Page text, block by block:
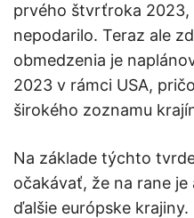
prvého štvrťroka 2023,
nepodarilo. Teraz ale
obmedzenia je
2023 v rámci USA,
širokého zoznamu
Na základe týchto
očakávať, že na rane
ďalšie európske krajiny.